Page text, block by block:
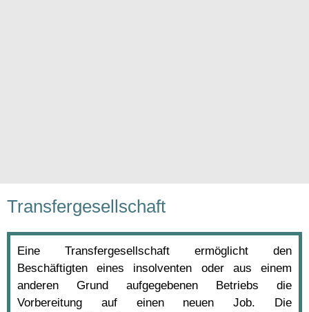
Transfergesellschaft
Eine Transfergesellschaft ermöglicht den
Beschäftigten eines insolventen oder aus einem
anderen Grund aufgegebenen Betriebs die
Vorbereitung auf einen neuen Job. Die